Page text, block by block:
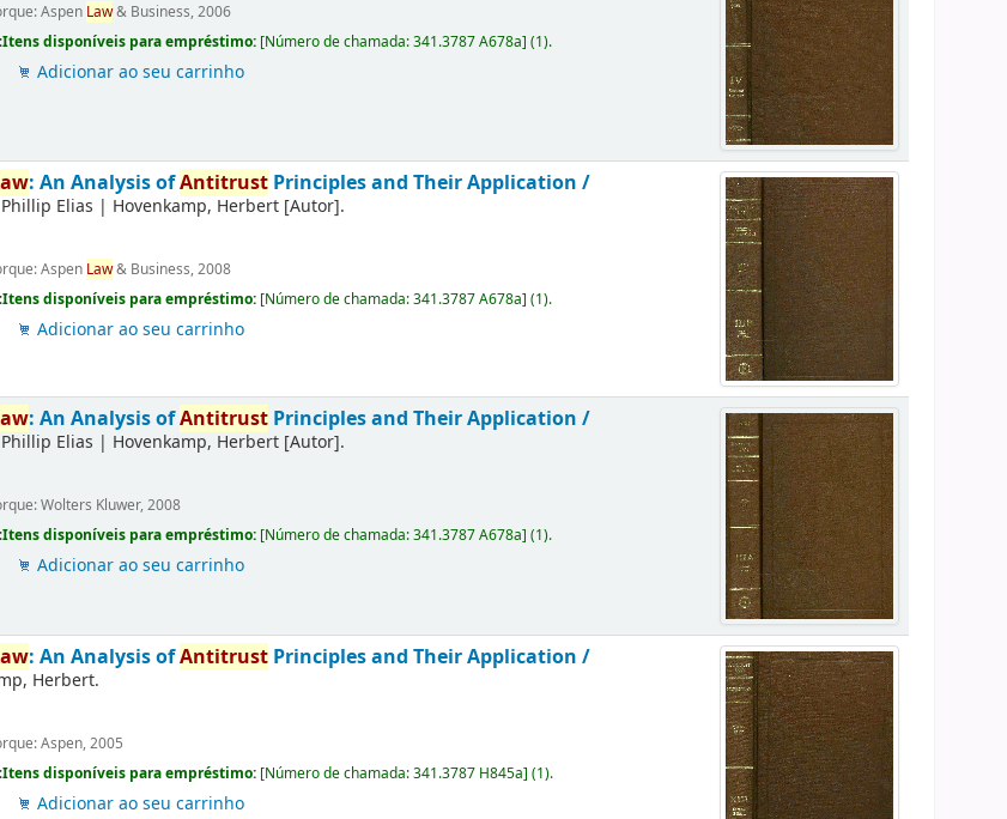
Aspen Law& Business, 2006
Itens disponíveis para empréstimo: [Número de chamada:341.3787 A678a](1).
Adicionar ao seu carrinho
: An Analysis ofAntitrust Principles and Their Application /
Phillip Elias | Hovenkamp, Herbert [Autor].
Aspen Law& Business, 2008
Itens disponíveis para empréstimo: [Número de chamada:341.3787 A678a](1).
Adicionar ao seu carrinho
: An Analysis ofAntitrust Principles and Their Application /
Phillip Elias | Hovenkamp, Herbert [Autor].
Wolters Kluwer, 2008
Itens disponíveis para empréstimo: [Número de chamada:341.3787 A678a](1).
Adicionar ao seu carrinho
: An Analysis ofAntitrust Principles and Their Application /
Herbert.
Aspen, 2005
Itens disponíveis para empréstimo: [Número de chamada:341.3787 H845a](1).
Adicionar ao seu carrinho